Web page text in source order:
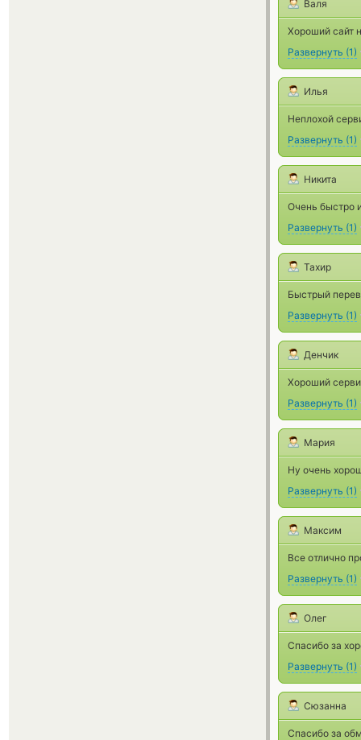
Валя
Хороший сайт
Развернуть (1)
Илья
Неплохой
Развернуть (1)
Никита
Очень быстро
Развернуть (1)
Тахир
Быстрый
Развернуть (1)
Денчик
Хороший
Развернуть (1)
Мария
Ну очень
Развернуть (1)
Максим
Все отлично
Развернуть (1)
Олег
Спасибо за
Развернуть (1)
Сюзанна
Спасибо за